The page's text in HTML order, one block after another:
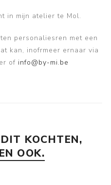
in mijn atelier te Mol.
personaliesren met een
kan, inofrmeer ernaar via
of info@by-mi.be
KOCHTEN,
OOK.